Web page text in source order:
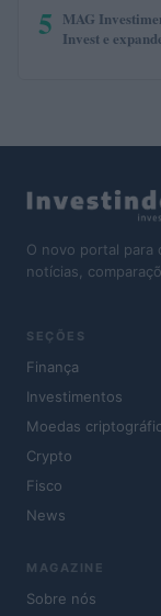
5 MAG
Invest e
O novo portal para
notícias,
SEÇÕES
Finança
Investimentos
Moedas
Crypto
Fisco
News
MAGAZINE
Sobre nós